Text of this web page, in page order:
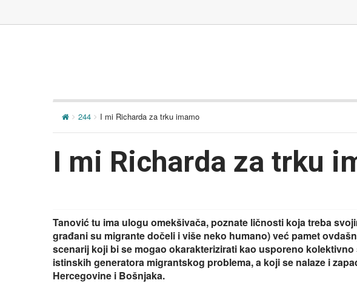
244 I mi Richarda za trku imamo
I mi Richarda za trku
Tanović tu ima ulogu omekšivača, poznate ličnosti koja treba
građani su migrante dočeli i više neko humano) već pamet
scenarij koji bi se mogao okarakterizirati kao usporeno
istinskih generatora migrantskog problema, a koji se nalaze i
Hercegovine i Bošnjaka.